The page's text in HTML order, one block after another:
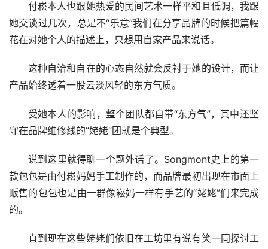
付崧本人也跟她热爱的民间艺术一样平和且低调，我跟
她交谈过几次，总是不“乐意”我们在分享品牌的时候把篇幅
花在对她个人的描述上，只想用自家产品来说话。
这种自洽和自在的心态自然就会反衬于她的设计，而让
产品始终透着一股云淡风轻的东方气质。
受她本人的影响，整个团队都自带“东方气”，其中还坚
守在品牌维修线的“姥姥”团就是个典型。
说到这里就得聊一个题外话了。Songmont史上的第一
款包包是由付崧妈妈手工制作的，而品牌最初出现在市面上
贩售的包包也是由一群像崧妈一样有手艺的“姥姥”们来完成
的。
直到现在这些姥姥们依旧在工坊里有说有笑一同探讨工